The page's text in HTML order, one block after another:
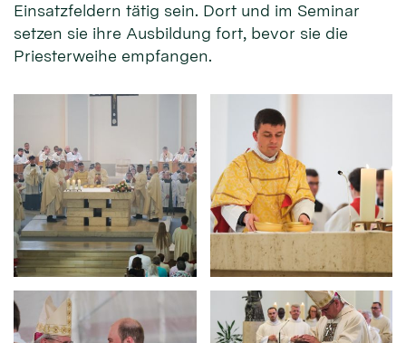
Einsatzfeldern tätig sein. Dort und im Seminar
setzen sie ihre Ausbildung fort, bevor sie die
Priesterweihe empfangen.